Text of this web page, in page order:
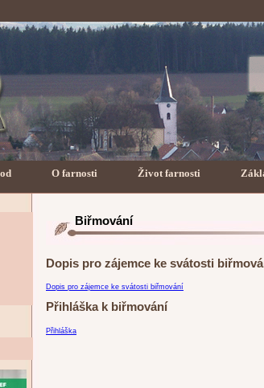
O farnosti Život farnosti
Biřmování
Dopis pro zájemce ke svátosti
Dopis pro zájemce ke svátosti biřmování
Přihláška k biřmování
Přihláška